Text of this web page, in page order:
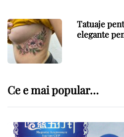
Tatuaje
elegante
Ce e mai popular…